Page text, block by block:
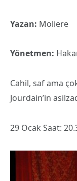
Yazan: Moliere
Yönetmen:
Cahil, saf ama
Jourdain’in
29 Ocak Saat: